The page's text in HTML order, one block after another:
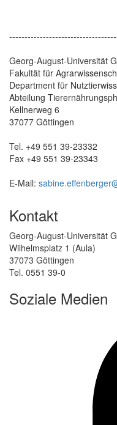
Georg-August-Universität
Fakultät für
Department für
Abteilung
Kellnerweg 6
37077 Göttingen
Tel. +49 551 39-23332
Fax +49 551 39-23343
E-Mail:
Kontakt
Georg-August-Universität
Wilhelmsplatz 1 (Aula)
37073 Göttingen
Tel. 0551 39-0
Soziale Medien